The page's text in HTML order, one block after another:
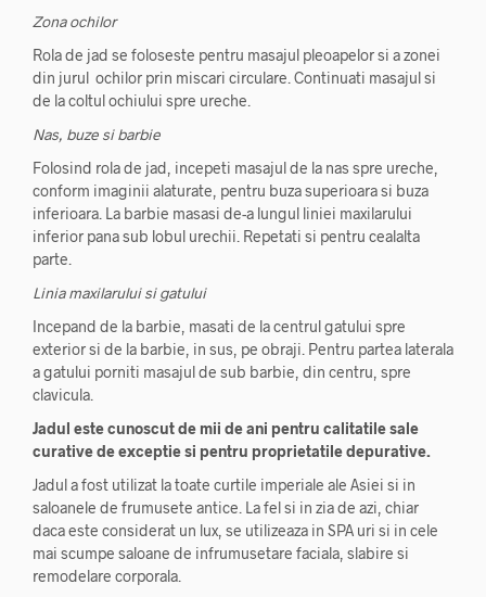
Zona ochilor
Rola de jad se foloseste pentru masajul pleoapelor si a zonei
din jurul ochilor prin miscari circulare. Continuati masajul si
de la coltul ochiului spre ureche.
Nas, buze si barbie
Folosind rola de jad, incepeti masajul de la nas spre ureche,
conform imaginii alaturate, pentru buza superioara si buza
inferioara. La barbie masasi de-a lungul liniei maxilarului
inferior pana sub lobul urechii. Repetati si pentru cealalta
parte.
Linia maxilarului si gatului
Incepand de la barbie, masati de la centrul gatului spre
exterior si de la barbie, in sus, pe obraji. Pentru partea laterala
a gatului porniti masajul de sub barbie, din centru, spre
clavicula.
Jadul este cunoscut de mii de ani pentru calitatile sale
curative de exceptie si pentru proprietatile depurative.
Jadul a fost utilizat la toate curtile imperiale ale Asiei si in
saloanele de frumusete antice. La fel si in zia de azi, chiar
daca este considerat un lux, se utilizeaza in SPA uri si in cele
mai scumpe saloane de infrumusetare faciala, slabire si
remodelare corporala.